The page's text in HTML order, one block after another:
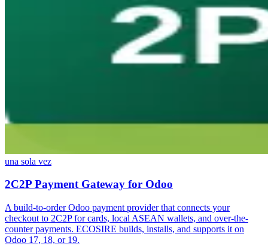
una sola vez
2C2P Payment Gateway for Odoo
A build-to-order Odoo payment provider that connects your
checkout to 2C2P for cards, local ASEAN wallets, and over-the-
counter payments. ECOSIRE builds, installs, and supports it on
Odoo 17, 18, or 19.